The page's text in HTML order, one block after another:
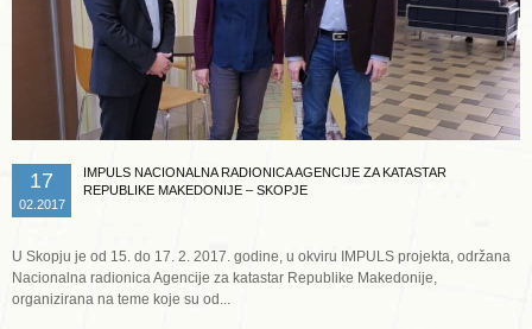
17
02.2017
IMPULS NACIONALNA RADIONICA AGENCIJE ZA KATASTAR
REPUBLIKE MAKEDONIJE – SKOPJE
U Skopju je od 15. do 17. 2. 2017. godine, u okviru IMPULS projekta, održana
Nacionalna radionica Agencije za katastar Republike Makedonije,
organizirana na teme koje su od...